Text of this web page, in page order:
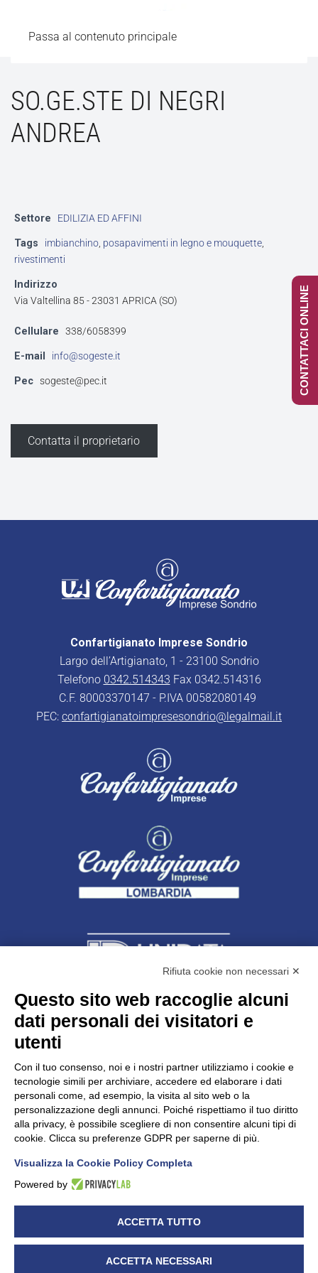
Passa al contenuto principale
SO.GE.STE DI NEGRI
ANDREA
Settore EDILIZIA ED AFFINI
Tags imbianchino, posapavimenti in legno e mouquette,
rivestimenti
Indirizzo
Via Valtellina 85 - 23031 APRICA (SO)
Cellulare 338/6058399
E-mail info@sogeste.it
Pec sogeste@pec.it
Contatta il proprietario
Confartigianato Imprese Sondrio
Largo dell’Artigianato, 1 - 23100 Sondrio
Telefono 0342.514343 Fax 0342.514316
C.F. 80003370147 - P.IVA 00582080149
PEC: confartigianatoimpresesondrio@legalmail.it
Unidata s.r.lcon unico socio
Largo dell’Artigianato, 1 - 23100 Sondrio
C.F. 00481790145 - N.REA SO-36426
PEC: unidata.sondrio@legalmail.it
Cap. soc. euro 100.000,00 i.v.
UNIDATA - Informativa privacy (per i clienti)
UNIDATA - Whistleblowing
CONTATTACI ONLINE
Rifiuta cookie non necessari ✕
Questo sito web raccoglie alcuni
dati personali dei visitatori e
utenti
Con il tuo consenso, noi e i nostri partner utilizziamo i cookie e
tecnologie simili per archiviare, accedere ed elaborare i dati
personali come, ad esempio, la visita al sito web o la
personalizzazione degli annunci. Poiché rispettiamo il tuo diritto
alla privacy, è possibile scegliere di non consentire alcuni tipi di
cookie. Clicca su preferenze GDPR per saperne di più.
Visualizza la Cookie Policy Completa
Powered by
ACCETTA TUTTO
ACCETTA NECESSARI